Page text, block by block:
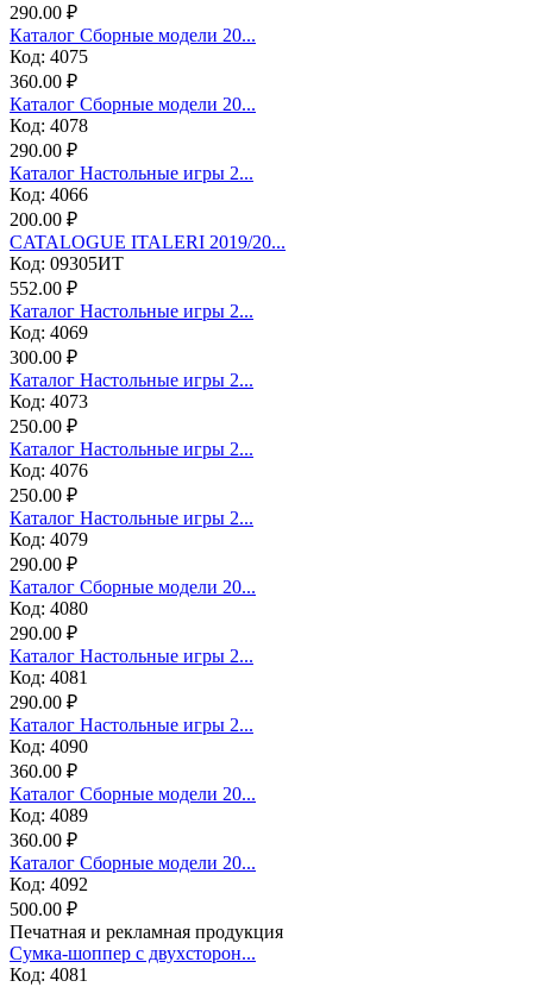
290.00 ₽
Каталог Сборные модели 20...
Код: 4075
360.00 ₽
Каталог Сборные модели 20...
Код: 4078
290.00 ₽
Каталог Настольные игры 2...
Код: 4066
200.00 ₽
CATALOGUE ITALERI 2019/20...
Код: 09305ИТ
552.00 ₽
Каталог Настольные игры 2...
Код: 4069
300.00 ₽
Каталог Настольные игры 2...
Код: 4073
250.00 ₽
Каталог Настольные игры 2...
Код: 4076
250.00 ₽
Каталог Настольные игры 2...
Код: 4079
290.00 ₽
Каталог Сборные модели 20...
Код: 4080
290.00 ₽
Каталог Настольные игры 2...
Код: 4081
290.00 ₽
Каталог Настольные игры 2...
Код: 4090
360.00 ₽
Каталог Сборные модели 20...
Код: 4089
360.00 ₽
Каталог Сборные модели 20...
Код: 4092
500.00 ₽
Печатная и рекламная продукция
Сумка-шоппер с двухсторон...
Код: 4081